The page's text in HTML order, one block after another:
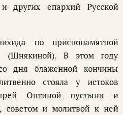
других епархий Русской
по приснопамятной
(Шнякиной). В этом году
дня блаженной кончины
стояла у истоков
Оптиной пустыни и
и молитвой к ней